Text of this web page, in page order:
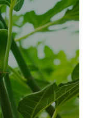
smochinii încărcați
coacăze negre,
santal și cedru.